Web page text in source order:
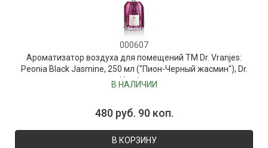
000607
Ароматизатор воздуха для помещений ТМ Dr. Vranjes:
Peonia Black Jasmine, 250 мл ("Пион-Черный жасмин"), Dr.
Vranjes
В НАЛИЧИИ
480 руб. 90 коп.
В КОРЗИНУ